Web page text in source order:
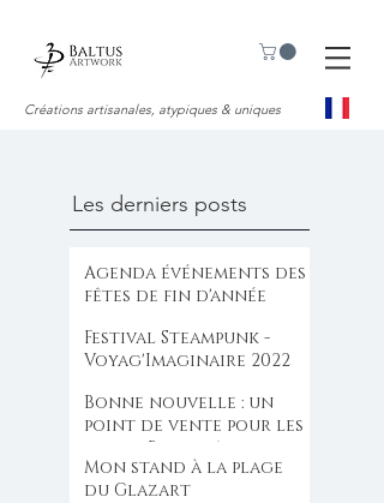
Créations artisanales, atypiques & uniques
Les derniers posts
Agenda événements des
fêtes de fin d'année
Festival Steampunk -
Voyag'Imaginaire 2022
Bonne nouvelle : un
point de vente pour les
bijoux Baltus Artwork .
Mon stand à la plage
du Glazart